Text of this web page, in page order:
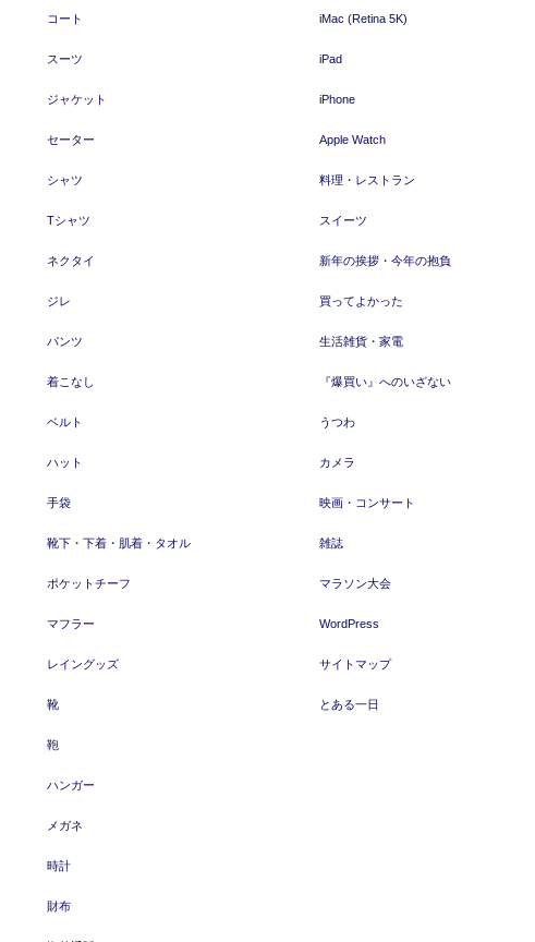
コート
スーツ
ジャケット
セーター
シャツ
Tシャツ
ネクタイ
ジレ
パンツ
着こなし
ベルト
ハット
手袋
靴下・下着・肌着・タオル
ポケットチーフ
マフラー
レイングッズ
靴
鞄
ハンガー
メガネ
時計
財布
iMac (Retina 5K)
iPad
iPhone
Apple Watch
料理・レストラン
スイーツ
新年の挨拶・今年の抱負
買ってよかった
生活雑貨・家電
『爆買い』へのいざない
うつわ
カメラ
映画・コンサート
雑誌
マラソン大会
WordPress
サイトマップ
とある一日